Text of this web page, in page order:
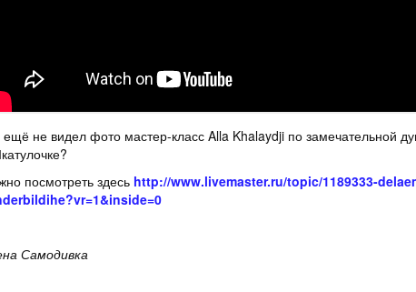
ещё не видел фото мастер-класс Alla Khalaydji​ по замечательной
посмотреть здесь http://www.livemaster.ru/topic/1189333-
Самодивка